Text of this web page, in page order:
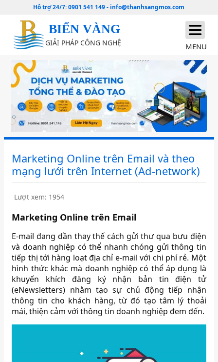
Hỗ trợ 24/7:0901 541 149- info@thanhsangmos.com
BIỂN VÀNG
GIẢI PHÁP CÔNG NGHỆ MENU
Marketing Online trên Email và theo
mạng lưới trên Internet (Ad-network)
Lượt xem: 1954
Marketing Online trên Email
E-mail đang dần thay thế cách gửi thư qua bưu điện
và doanh nghiệp có thể nhanh chóng gửi thông tin
tiếp thị tới hàng loạt địa chỉ e-mail với chi phí rẻ. Một
hình thức khác mà doanh nghiệp có thể áp dụng là
khuyến khích đăng ký nhận bản tin điện tử
(eNewsletters) nhằm tạo sự chủ động tiếp nhận
thông tin cho khách hàng, từ đó tạo tâm lý thoải
mái, thiện cảm với thông tin doanh nghiệp đem đến.